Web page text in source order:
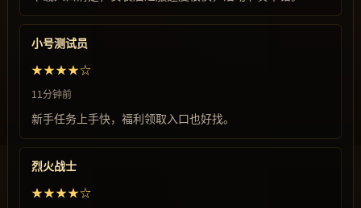
小号测试员
★★★★☆
11分钟前
新手任务上手快，福利领取入口也好找。
烈火战士
★★★★☆